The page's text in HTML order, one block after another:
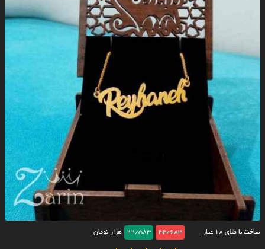
ساخت با طلای ۱۸ عیار 22/683
22/583 هزار تومان